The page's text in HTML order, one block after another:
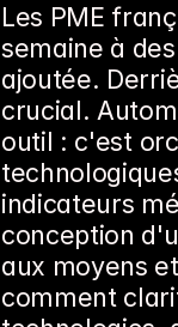
Les PME
semaine à
ajoutée.
crucial.
outil : c'est
indicateurs
conception
aux moyens
comment